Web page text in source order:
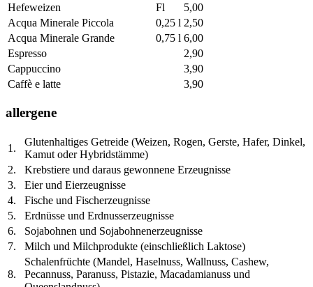
Hefeweizen
Fl
5,00
Acqua Minerale Piccola
0,25 l 2,50
Acqua Minerale Grande
0,75 l 6,00
Espresso
2,90
Cappuccino
3,90
Caffè e latte
3,90
allergene
1.
Glutenhaltiges Getreide (Weizen, Rogen, Gerste, Hafer, Dinkel,
Kamut oder Hybridstämme)
2.
Krebstiere und daraus gewonnene Erzeugnisse
3.
Eier und Eierzeugnisse
4.
Fische und Fischerzeugnisse
5.
Erdnüsse und Erdnusserzeugnisse
6.
Sojabohnen und Sojabohnenerzeugnisse
7.
Milch und Milchprodukte (einschließlich Laktose)
8.
Schalenfrüchte (Mandel, Haselnuss, Wallnuss, Cashew,
Pecannuss, Paranuss, Pistazie, Macadamianuss und